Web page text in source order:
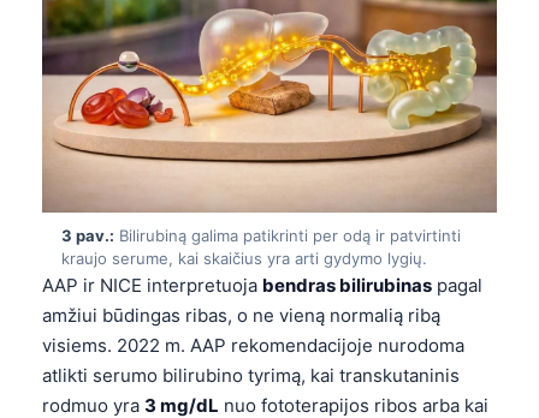
3 pav.: Bilirubiną galima patikrinti per odą ir patvirtinti
kraujo serume, kai skaičius yra arti gydymo lygių.
AAP ir NICE interpretuoja bendras bilirubinas pagal
amžiui būdingas ribas, o ne vieną normalią ribą
visiems. 2022 m. AAP rekomendacijoje nurodoma
atlikti serumo bilirubino tyrimą, kai transkutaninis
rodmuo yra 3 mg/dL nuo fototerapijos ribos arba kai